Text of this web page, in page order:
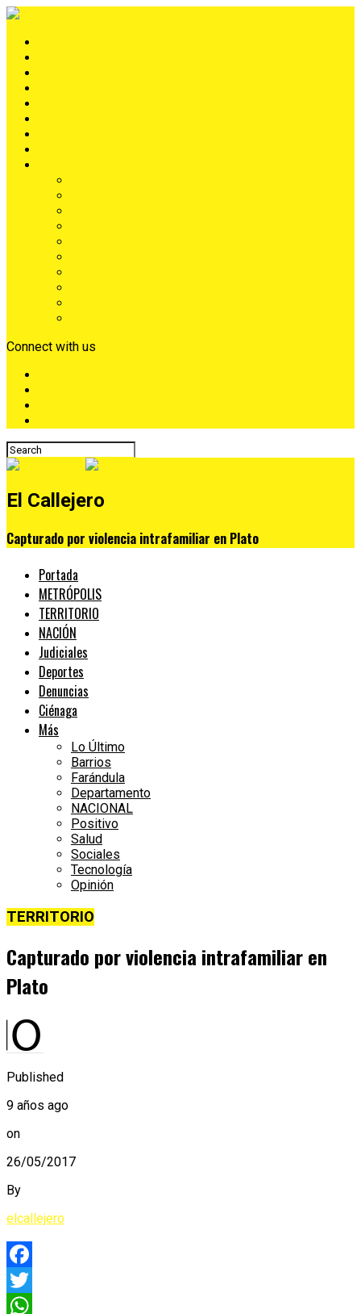
Connect with us
El Callejero
Capturado por violencia intrafamiliar en Plato
Portada
METRÓPOLIS
TERRITORIO
NACIÓN
Judiciales
Deportes
Denuncias
Ciénaga
Más
Lo Último
Barrios
Farándula
Departamento
NACIONAL
Positivo
Salud
Sociales
Tecnología
Opinión
TERRITORIO
Capturado por violencia intrafamiliar en
Plato
Published
9 años ago
on
26/05/2017
By
elcallejero
Facebook
Twitter